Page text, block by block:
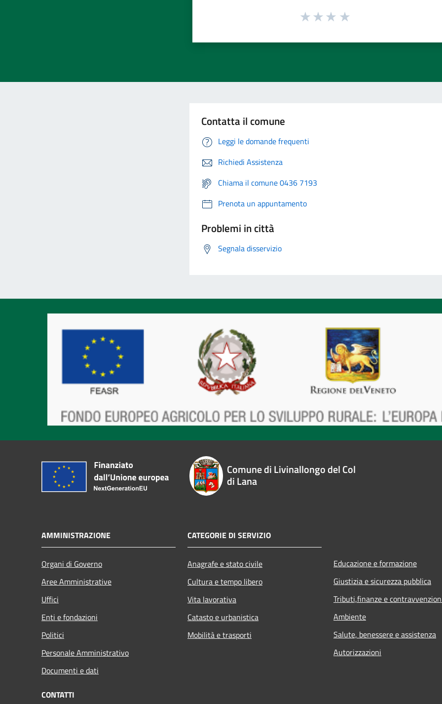
Contatta il comune
Leggi le domande frequenti
Richiedi Assistenza
Chiama il comune 0436 7193
Prenota un appuntamento
Problemi in città
Segnala disservizio
Comune di Livinallongo del Col
di Lana
AMMINISTRAZIONE
Organi di Governo
Aree Amministrative
Uffici
Enti e fondazioni
Politici
Personale Amministrativo
Documenti e dati
CATEGORIE DI SERVIZIO
Anagrafe e stato civile
Cultura e tempo libero
Vita lavorativa
Catasto e urbanistica
Mobilità e trasporti
Educazione e formazione
Giustizia e sicurezza pubblica
Tributi,finanze e
Ambiente
Salute, benessere e assistenza
Autorizzazioni
CONTATTI